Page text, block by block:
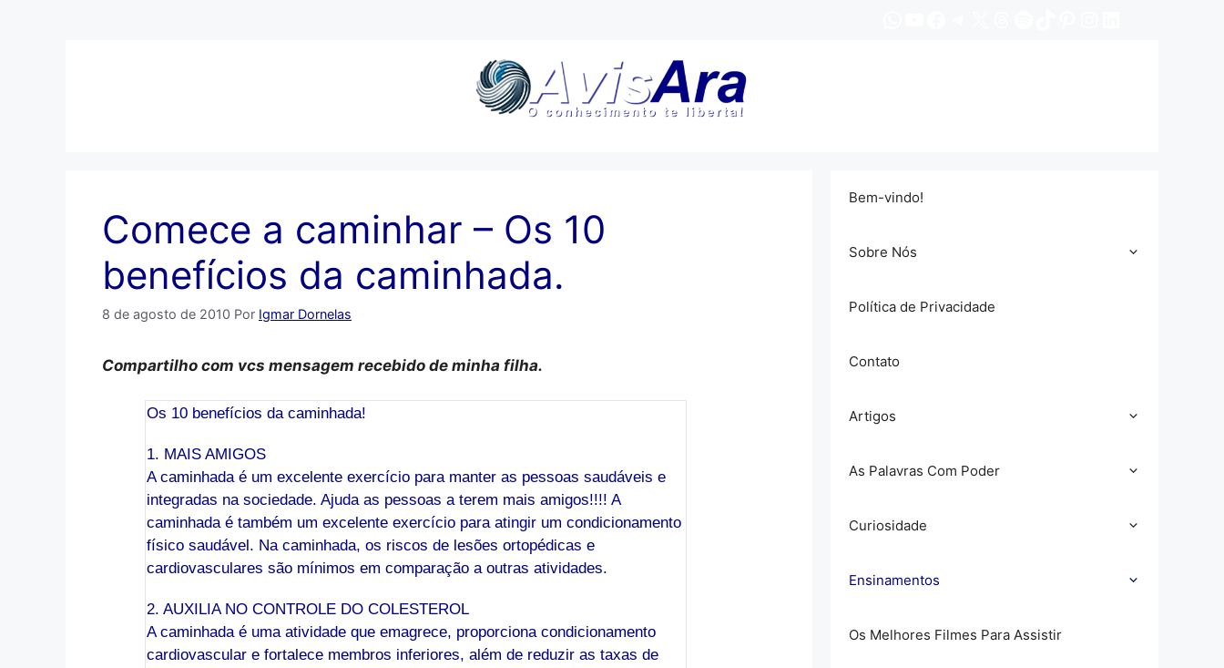
Comece a caminhar – Os 10
benefícios da caminhada.
8 de agosto de 2010 Por Igmar Dornelas
Compartilho com vcs mensagem recebido de minha filha.
Os 10 benefícios da caminhada!
1. MAIS AMIGOS
A caminhada é um excelente exercício para manter as pessoas saudáveis e
integradas na sociedade. Ajuda as pessoas a terem mais amigos!!!! A
caminhada é também um excelente exercício para atingir um condicionamento
físico saudável. Na caminhada, os riscos de lesões ortopédicas e
cardiovasculares são mínimos em comparação a outras atividades.
2. AUXILIA NO CONTROLE DO COLESTEROL
A caminhada é uma atividade que emagrece, proporciona condicionamento
cardiovascular e fortalece membros inferiores, além de reduzir as taxas de
Bem-vindo!
Sobre Nós
Política de Privacidade
Contato
Artigos
As Palavras Com Poder
Curiosidade
Ensinamentos
Os Melhores Filmes Para Assistir